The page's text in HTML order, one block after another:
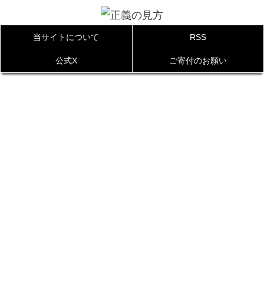
当サイトについて RSS
公式X ご寄付のお願い